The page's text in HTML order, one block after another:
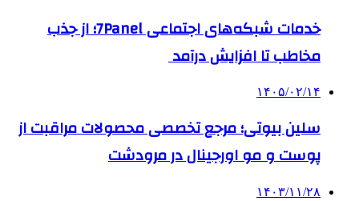
خدمات شبکه‌های اجتماعی 7Panel؛ از جذب
مخاطب تا افزایش درآمد
۱۴۰۵/۰۲/۱۴
سلین بیوتی؛ مرجع تخصصی محصولات مراقبت از
پوست و مو اورجینال در مرودشت
۱۴۰۳/۱۱/۲۸